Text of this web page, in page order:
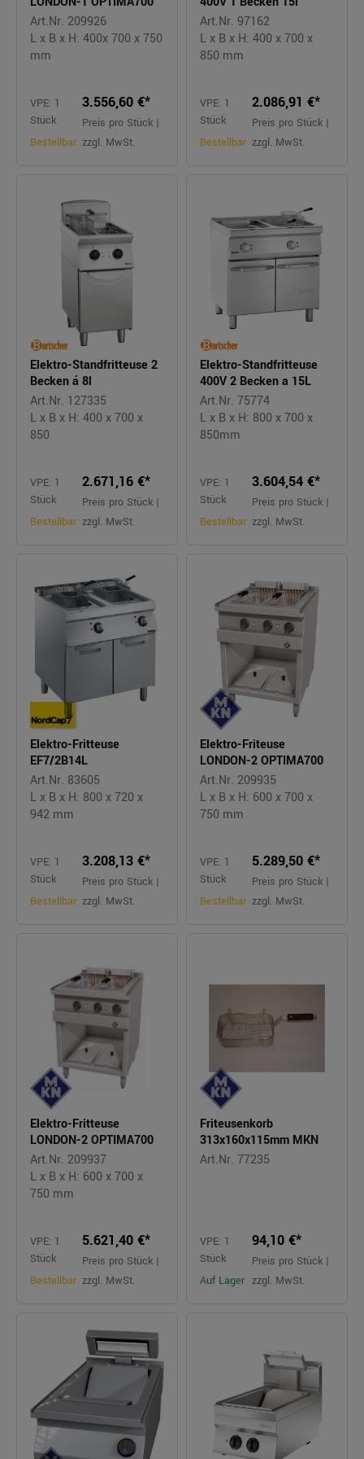
Art.Nr. 209926
L x B x H: 400x 700 x 750
mm
VPE: 1
Stück
Bestellbar
3.556,60 €*
Preis pro Stück |
zzgl. MwSt.
Art.Nr. 97162
L x B x H: 400 x 700 x
850 mm
VPE: 1
Stück
Bestellbar
2.086,91 €*
Preis pro Stück |
zzgl. MwSt.
Elektro-Standfritteuse 2
Becken á 8l
Art.Nr. 127335
L x B x H: 400 x 700 x
850
VPE: 1
Stück
Bestellbar
2.671,16 €*
Preis pro Stück |
zzgl. MwSt.
Elektro-Standfritteuse
400V 2 Becken a 15L
Art.Nr. 75774
L x B x H: 800 x 700 x
850mm
VPE: 1
Stück
Bestellbar
3.604,54 €*
Preis pro Stück |
zzgl. MwSt.
Elektro-Fritteuse
EF7/2B14L
Art.Nr. 83605
L x B x H: 800 x 720 x
942 mm
VPE: 1
Stück
Bestellbar
3.208,13 €*
Preis pro Stück |
zzgl. MwSt.
Elektro-Friteuse
LONDON-2 OPTIMA700
Art.Nr. 209935
L x B x H: 600 x 700 x
750 mm
VPE: 1
Stück
Bestellbar
5.289,50 €*
Preis pro Stück |
zzgl. MwSt.
Elektro-Fritteuse
LONDON-2 OPTIMA700
Art.Nr. 209937
L x B x H: 600 x 700 x
750 mm
VPE: 1
Stück
Bestellbar
5.621,40 €*
Preis pro Stück |
zzgl. MwSt.
Friteusenkorb
313x160x115mm MKN
Art.Nr. 77235
VPE: 1
Stück
Auf Lager
94,10 €*
Preis pro Stück |
zzgl. MwSt.